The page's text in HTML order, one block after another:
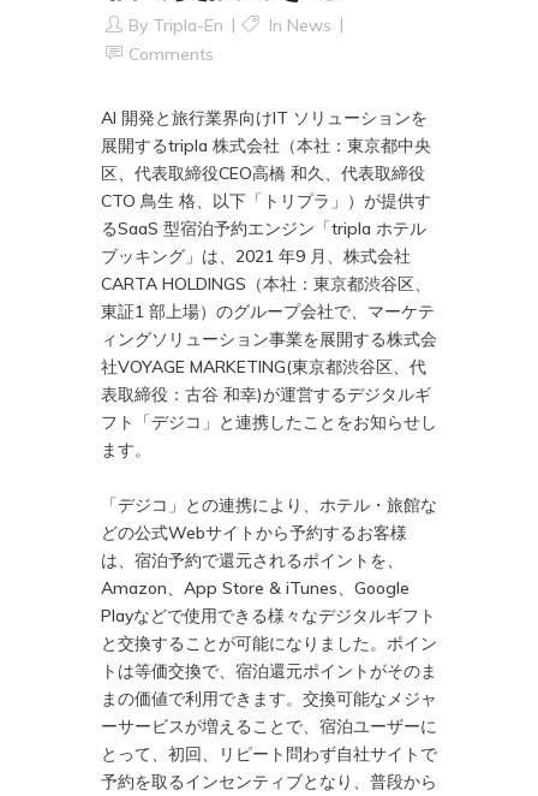
By Tripla-En In News
Comments
AI 開発と旅行業界向けIT ソリューションを
展開するtripla 株式会社（本社：東京都中央
区、代表取締役CEO高橋 和久、代表取締役
CTO 鳥生 格、以下「トリプラ」）が提供す
るSaaS 型宿泊予約エンジン「tripla ホテル
ブッキング」は、2021 年9 月、株式会社
CARTA HOLDINGS（本社：東京都渋谷区、
東証1 部上場）のグループ会社で、マーケテ
ィングソリューション事業を展開する株式会
社VOYAGE MARKETING(東京都渋谷区、代
表取締役：古谷 和幸)が運営するデジタルギ
フト「デジコ」と連携したことをお知らせし
ます。
「デジコ」との連携により、ホテル・旅館な
どの公式Webサイトから予約するお客様
は、宿泊予約で還元されるポイントを、
Amazon、App Store & iTunes、Google
Playなどで使用できる様々なデジタルギフト
と交換することが可能になりました。ポイン
トは等価交換で、宿泊還元ポイントがそのま
まの価値で利用できます。交換可能なメジャ
ーサービスが増えることで、宿泊ユーザーに
とって、初回、リピート問わず自社サイトで
予約を取るインセンティブとなり、普段から